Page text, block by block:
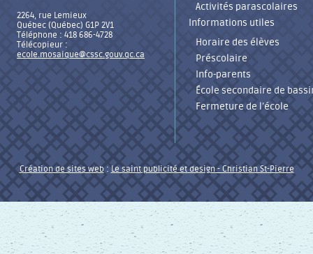
2264, rue Lemieux
Québec (Québec) G1P 2V1
Téléphone : 418 686-4728
Télécopieur :
ecole.mosaique@cssc.gouv.qc.ca
Activités parascolaires
Informations utiles
Horaire des élèves
Préscolaire
Info-parents
École secondaire de
Fermeture de l’école
Création de sites web:Le saint publicité et design- Christian St-Pierre